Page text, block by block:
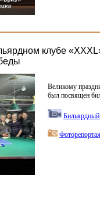
клубе
Великому
был посвящен